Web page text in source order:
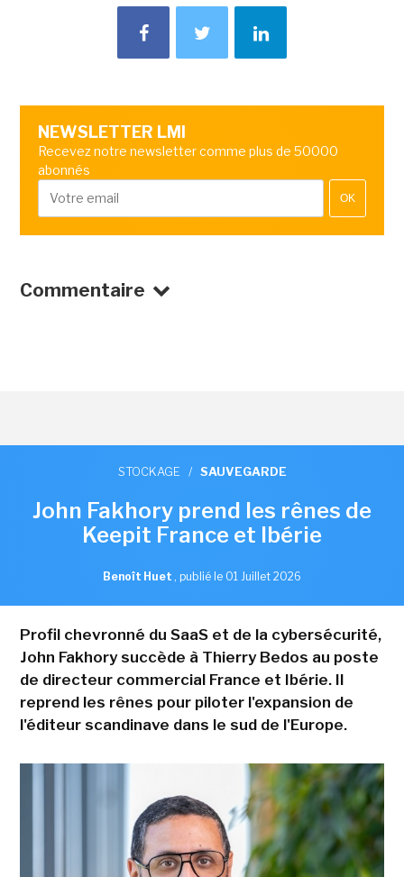
NEWSLETTER LMI
Recevez notre newsletter comme plus de 50000
abonnés
OK
Commentaire
STOCKAGE / SAUVEGARDE
John Fakhory prend les rênes de
Keepit France et Ibérie
Benoît Huet , publié le 01 Juillet 2026
Profil chevronné du SaaS et de la cybersécurité,
John Fakhory succède à Thierry Bedos au poste
de directeur commercial France et Ibérie. Il
reprend les rênes pour piloter l'expansion de
l'éditeur scandinave dans le sud de l'Europe.